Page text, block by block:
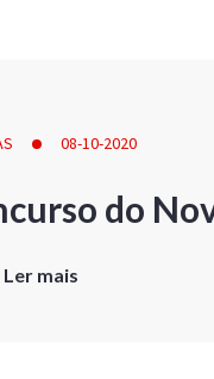
08-10-2020
do
Ler mais